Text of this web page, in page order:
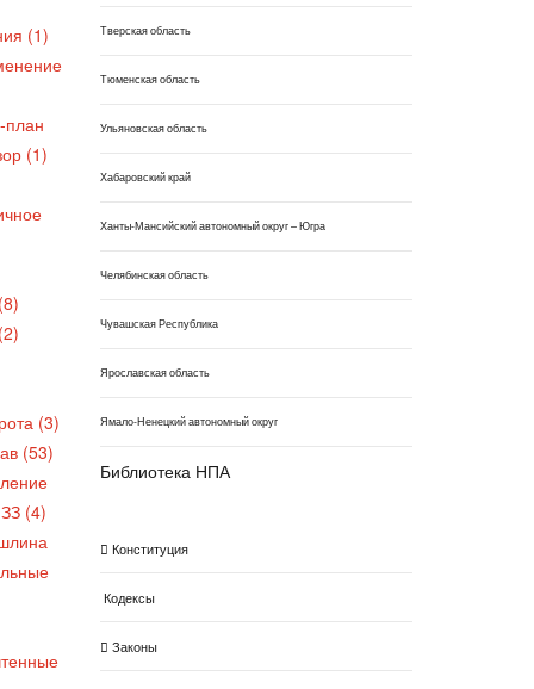
(1)
план
(1)
(3)
(53)
(4)
Тверская область
Тюменская область
Ульяновская область
Хабаровский край
Ханты-Мансийский автономный округ – Югра
Челябинская область
Чувашская Республика
Ярославская область
Ямало-Ненецкий автономный округ
Библиотека НПА
Конституция
Кодексы
Законы